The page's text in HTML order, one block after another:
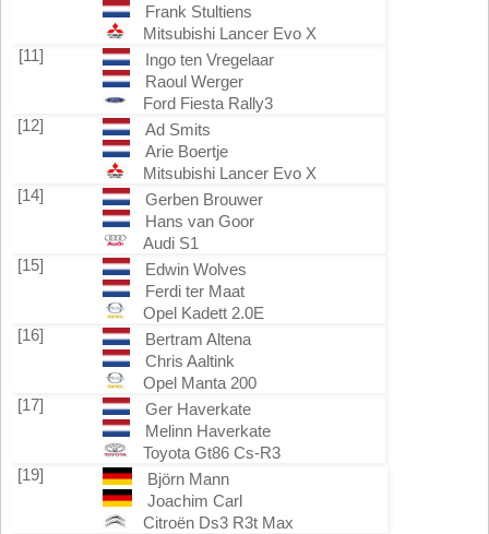
Frank Stultiens
Mitsubishi Lancer Evo X
[11]
Ingo ten Vregelaar
Raoul Werger
Ford Fiesta Rally3
[12]
Ad Smits
Arie Boertje
Mitsubishi Lancer Evo X
[14]
Gerben Brouwer
Hans van Goor
Audi S1
[15]
Edwin Wolves
Ferdi ter Maat
Opel Kadett 2.0E
[16]
Bertram Altena
Chris Aaltink
Opel Manta 200
[17]
Ger Haverkate
Melinn Haverkate
Toyota Gt86 Cs-R3
[19]
Björn Mann
Joachim Carl
Citroën Ds3 R3t Max